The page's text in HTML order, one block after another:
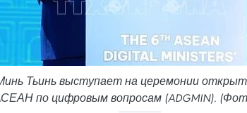
Тьинь выступает на церемонии
по цифровым вопросам (ADGMIN).